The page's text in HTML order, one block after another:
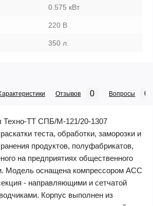
0.575 кВт
220 В
350 л.
Отзывов 0 Вопросы 0
Техно-ТТ СПБ/М-121/20-1307
теста, обработки, заморозки и
продуктов, полуфабрикатов,
на предприятиях общественного
Модель оснащена компрессором АСС
- направляющими и сетчатой
Корпус выполнен из